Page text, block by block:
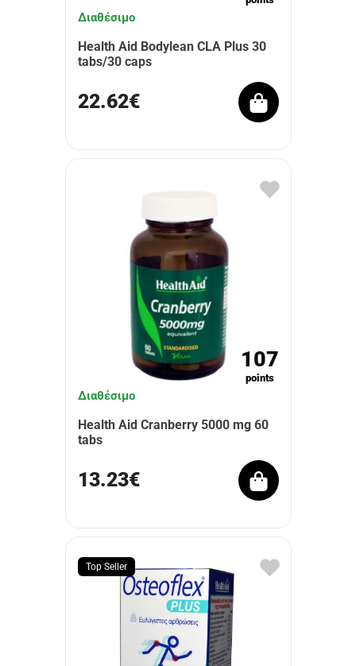
Διαθέσιμο
Health Aid Bodylean CLA Plus 30
tabs/30 caps
22.62€
107
points
Διαθέσιμο
Health Aid Cranberry 5000 mg 60
tabs
13.23€
Top Seller